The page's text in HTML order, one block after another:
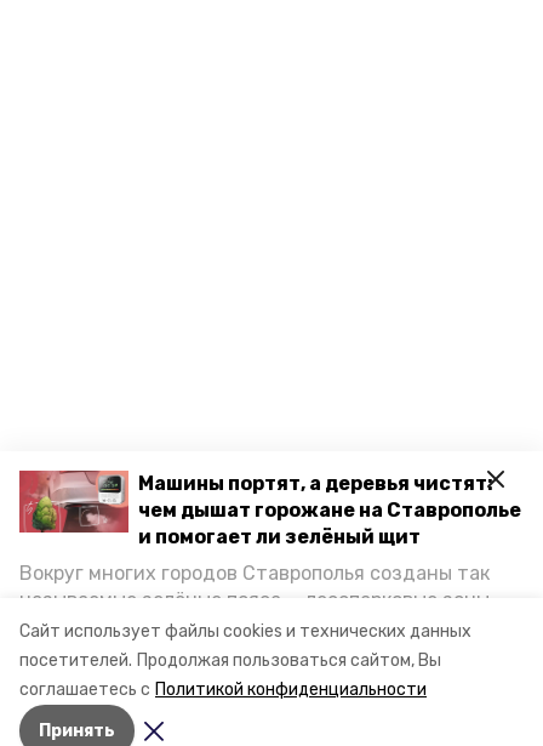
Сайт использует файлы cookies и технических данных
посетителей. Продолжая пользоваться сайтом, Вы
соглашаетесь с Политикой конфиденциальности
Принять
Машины портят, а деревья чистят:
чем дышат горожане на Ставрополье
и помогает ли зелёный щит
Вокруг многих городов Ставрополья созданы так
называемые зелёные пояса — лесопарковые зоны,
снижающие негативное воздействие выхлопных
газов на атмосферу. Справляются ли они с
постоянно растущим потоком автотранспорта и
каким воздухом дышат жители края, узнала
корреспондент «Победы26».